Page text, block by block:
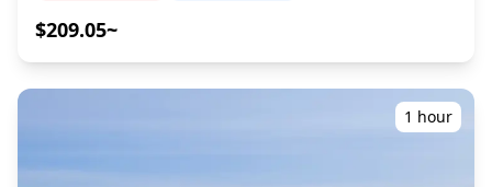
Pengeluaran pribadi lainnya **Catatan Penting
c76d0c041a8a.jpg) ![]
(https://assets.hldycdn.com/8b5326ea-ae0e-4a80-a34a-
(https://assets.hldycdn.com/4049b430-f9ee-4c42-b2bf-
kami menyesuaikan jadwal perjalanan Anda,
berwarna kobalt dengan alga marimo yang unik, puncak
gunung berapi Mt. Oakan dan Mt. Meakan, dan elemen
$209.05~
1 hour